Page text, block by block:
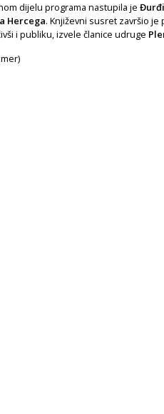
dijelu programa nastupila je
Hercega. Književni susret završio
i publiku, izvele članice udruge